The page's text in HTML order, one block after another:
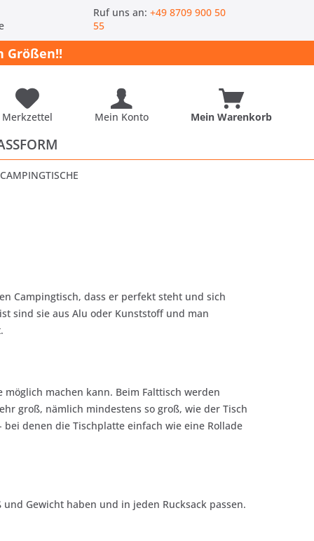
Ruf uns an:+49 8709 900 50
55
Größen!!
Merkzettel Mein Konto Mein Warenkorb
CAMPINGTISCHE
Campingtisch, dass er perfekt steht und sich
sind sie aus Alu oder Kunststoff und man
machen kann. Beim Falttisch werden
groß, nämlich mindestens so groß, wie der Tisch
denen die Tischplatte einfach wie eine Rollade
Gewicht haben und in jeden Rucksack passen.